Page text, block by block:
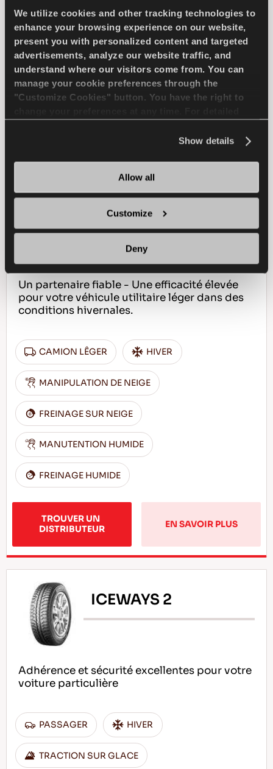
We utilize cookies and other tracking technologies to
enhance your browsing experience on our website,
present you with personalized content and targeted
advertisements, analyze our website traffic, and
understand where our visitors come from. You can
manage your cookie preferences through the
"Customize Cookies" button. You have the right to
Show details
Allow all
Customize
Deny
FREINAGE SUR NEIGE
MANUTENTION HUMIDE
FREINAGE HUMIDE
EN SAVOIR PLUS
WINTUS 2
Un partenaire fiable - Une efficacité élevée
pour votre véhicule utilitaire léger dans des
conditions hivernales.
CAMION LÊGER HIVER
MANIPULATION DE NEIGE
FREINAGE SUR NEIGE
MANUTENTION HUMIDE
FREINAGE HUMIDE
TROUVER UN
DISTRIBUTEUR
EN SAVOIR PLUS
ICEWAYS 2
Adhérence et sécurité excellentes pour votre
voiture particulière
PASSAGER HIVER
TRACTION SUR GLACE